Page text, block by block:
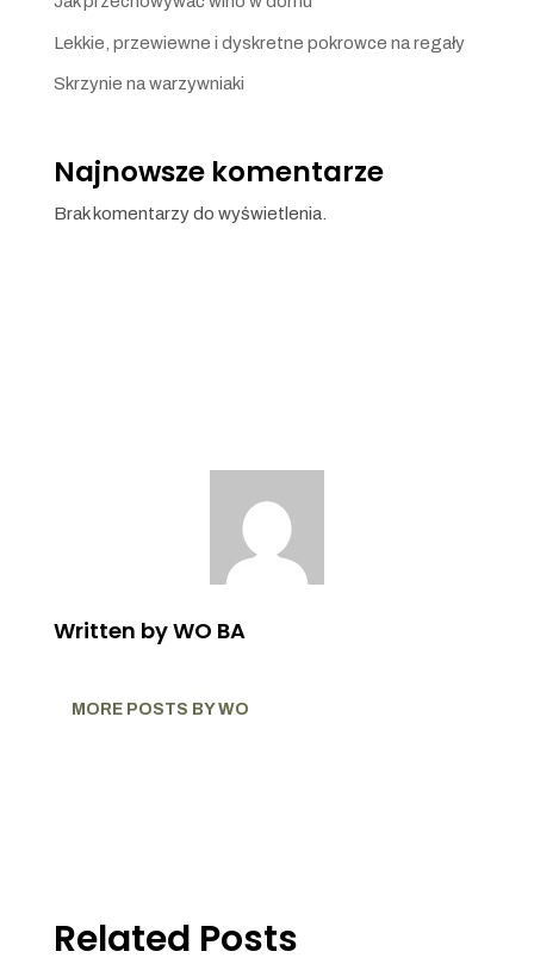
Lekkie, przewiewne i dyskretne pokrowce na regały
Skrzynie na warzywniaki
Najnowsze komentarze
Brak komentarzy do wyświetlenia.
Written by WO BA
MORE POSTS BY WO
Related Posts